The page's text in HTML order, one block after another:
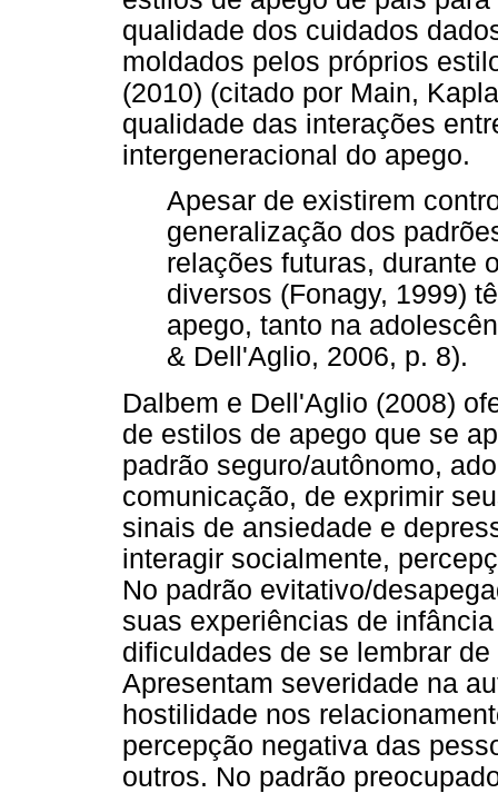
qualidade dos cuidados
moldados pelos próprios
(2010) (citado por Main,
qualidade das interações
intergeneracional do apego.
Apesar de existirem
generalização dos
relações futuras, durante
diversos (Fonagy, 1999)
apego, tanto na
& Dell'Aglio, 2006, p. 8).
Dalbem e Dell'Aglio (2008)
de estilos de apego que se
padrão seguro/autônomo,
comunicação, de exprimir
sinais de ansiedade e
interagir socialmente,
No padrão evitativo/
suas experiências de
dificuldades de se lembrar
Apresentam severidade na
hostilidade nos
percepção negativa das
outros. No padrão